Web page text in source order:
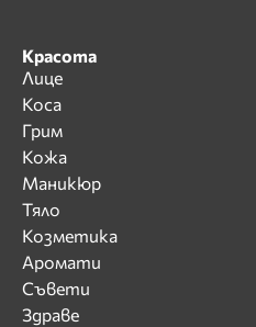
Красота
Лице
Коса
Грим
Кожа
Маникюр
Тяло
Козметика
Аромати
Съвети
Здраве